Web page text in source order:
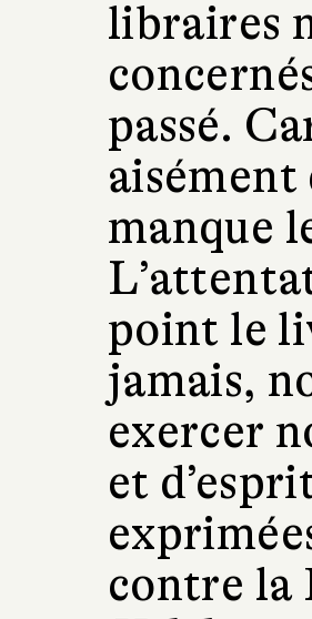
libraires
passé.
aisément
manque
point le
jamais,
exercer
et
contre la